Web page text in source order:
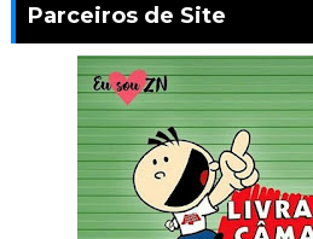
Parceiros de Site